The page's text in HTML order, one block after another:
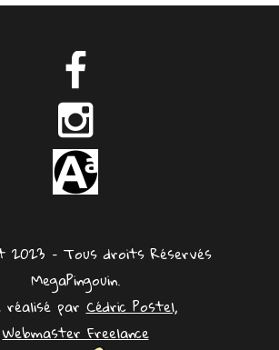
2023 – Tous droits Réservés
MegaPingouin.
réalisé parCédric Postel,
Webmaster Freelance